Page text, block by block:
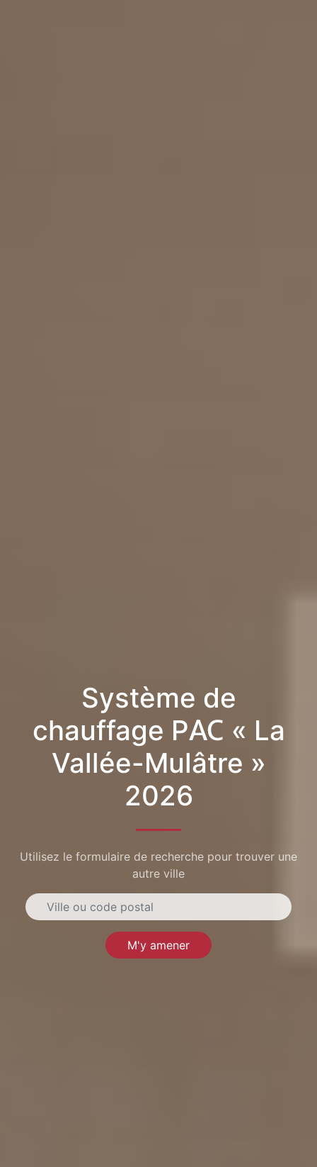
Système de
chauffage PAC « La
Vallée-Mulâtre »
2026
Utilisez le formulaire de recherche pour trouver une
autre ville
M'y amener